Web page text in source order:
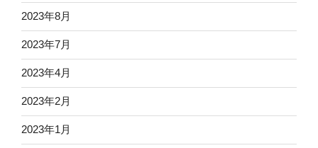
2023年8月
2023年7月
2023年4月
2023年2月
2023年1月